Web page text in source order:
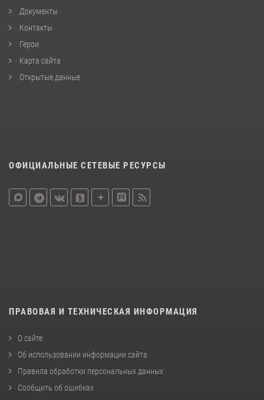
Документы
Контакты
Герои
Карта сайта
Открытые данные
ОФИЦИАЛЬНЫЕ СЕТЕВЫЕ РЕСУРСЫ
ПРАВОВАЯ И ТЕХНИЧЕСКАЯ ИНФОРМАЦИЯ
О сайте
Об использовании информации сайта
Правила обработки персональных данных
Сообщить об ошибках